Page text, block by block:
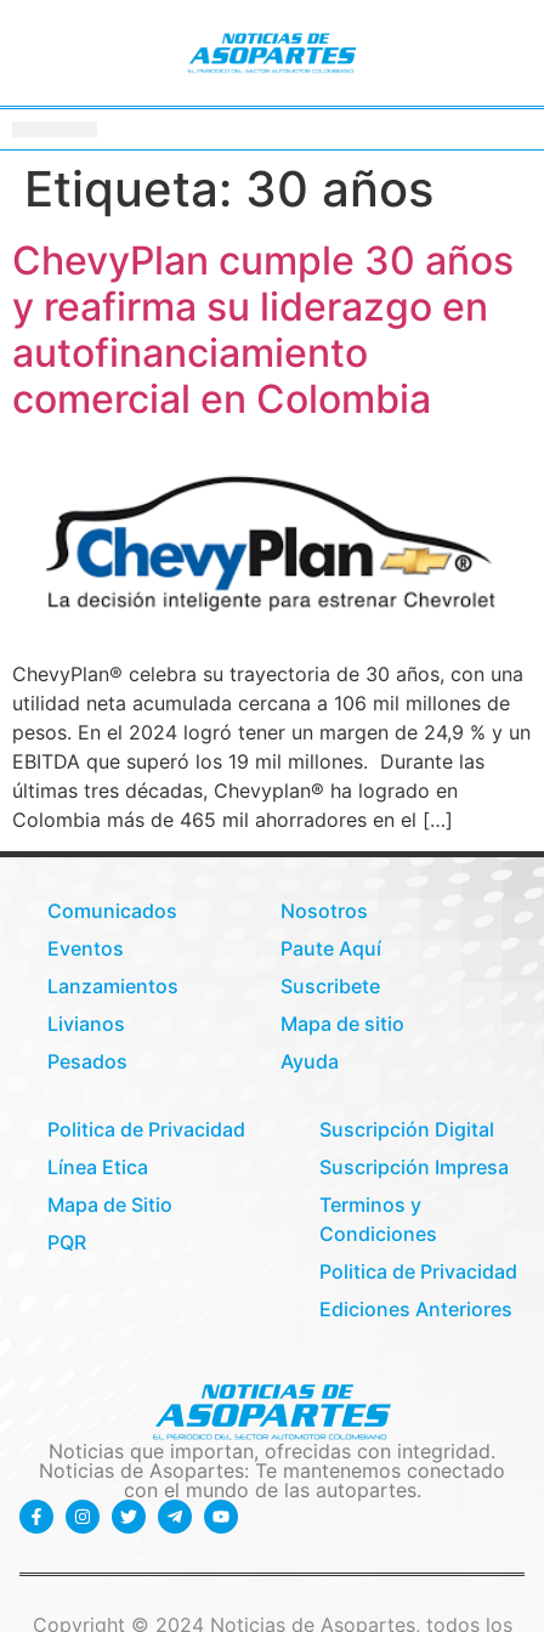
Etiqueta: 30 años
ChevyPlan cumple 30 años
y reafirma su liderazgo en
autofinanciamiento
comercial en Colombia
ChevyPlan® celebra su trayectoria de 30 años, con una
utilidad neta acumulada cercana a 106 mil millones de
pesos. En el 2024 logró tener un margen de 24,9 % y un
EBITDA que superó los 19 mil millones. Durante las
últimas tres décadas, Chevyplan® ha logrado en
Colombia más de 465 mil ahorradores en el […]
Comunicados
Eventos
Lanzamientos
Livianos
Pesados
Nosotros
Paute Aquí
Suscribete
Mapa de sitio
Ayuda
Politica de Privacidad
Línea Etica
Mapa de Sitio
PQR
Suscripción Digital
Suscripción Impresa
Terminos y
Condiciones
Politica de Privacidad
Ediciones Anteriores
Noticias que importan, ofrecidas con integridad.
Noticias de Asopartes: Te mantenemos conectado
con el mundo de las autopartes.
Copyright © 2024 Noticias de Asopartes, todos los